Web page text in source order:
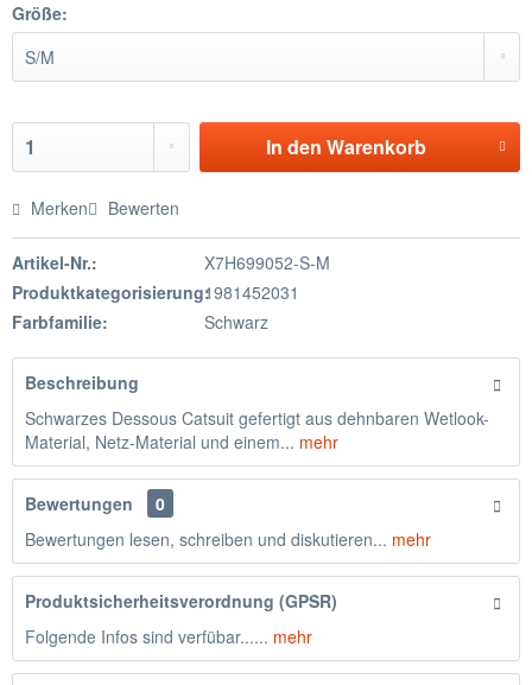
Größe:
In den Warenkorb
Merken Bewerten
Artikel-Nr.:
X7H699052-S-M
Produktkategorisierung:1981452031
Farbfamilie:
Schwarz
Beschreibung
Schwarzes Dessous Catsuit gefertigt aus dehnbaren Wetlook-
Material, Netz-Material und einem... mehr
Bewertungen
0
Bewertungen lesen, schreiben und diskutieren... mehr
Produktsicherheitsverordnung (GPSR)
Folgende Infos sind verfübar...... mehr